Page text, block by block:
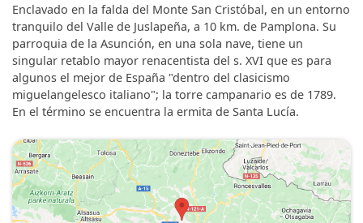
Enclavado en la falda del Monte San Cristóbal, en un entorno
tranquilo del Valle de Juslapeña, a 10 km. de Pamplona. Su
parroquia de la Asunción, en una sola nave, tiene un
singular retablo mayor renacentista del s. XVI que es para
algunos el mejor de España "dentro del clasicismo
miguelangelesco italiano"; la torre campanario es de 1789.
En el término se encuentra la ermita de Santa Lucía.